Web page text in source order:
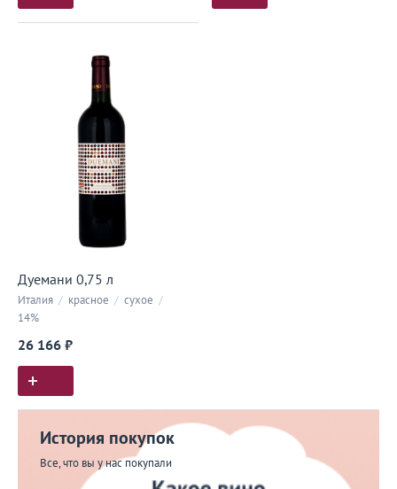
Дуемани 0,75 л
Италия / красное / сухое /
14%
26 166 ₽
История покупок
Все, что вы у нас покупали